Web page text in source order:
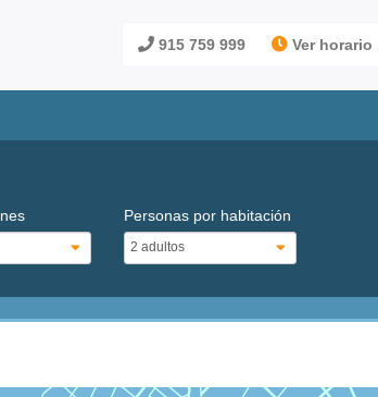
915 759 999 Ver horario
Personas por habitación